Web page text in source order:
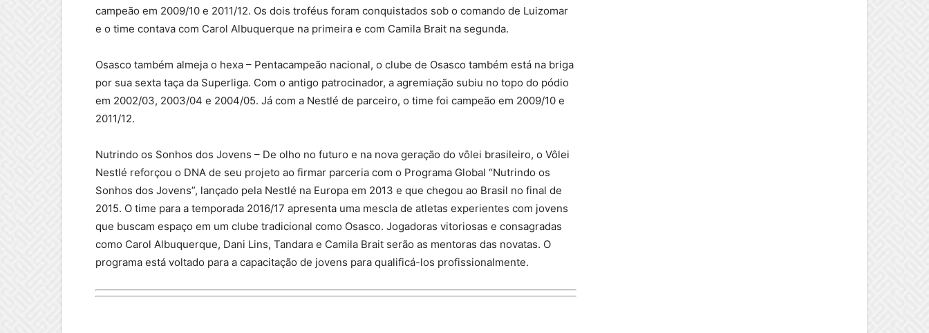
campeão em 2009/10 e 2011/12. Os dois troféus foram conquistados sob o comando de Luizomar
e o time contava com Carol Albuquerque na primeira e com Camila Brait na segunda.
Osasco também almeja o hexa – Pentacampeão nacional, o clube de Osasco também está na briga
por sua sexta taça da Superliga. Com o antigo patrocinador, a agremiação subiu no topo do pódio
em 2002/03, 2003/04 e 2004/05. Já com a Nestlé de parceiro, o time foi campeão em 2009/10 e
2011/12.
Nutrindo os Sonhos dos Jovens – De olho no futuro e na nova geração do vôlei brasileiro, o Vôlei
Nestlé reforçou o DNA de seu projeto ao firmar parceria com o Programa Global “Nutrindo os
Sonhos dos Jovens”, lançado pela Nestlé na Europa em 2013 e que chegou ao Brasil no final de
2015. O time para a temporada 2016/17 apresenta uma mescla de atletas experientes com jovens
que buscam espaço em um clube tradicional como Osasco. Jogadoras vitoriosas e consagradas
como Carol Albuquerque, Dani Lins, Tandara e Camila Brait serão as mentoras das novatas. O
programa está voltado para a capacitação de jovens para qualificá-los profissionalmente.